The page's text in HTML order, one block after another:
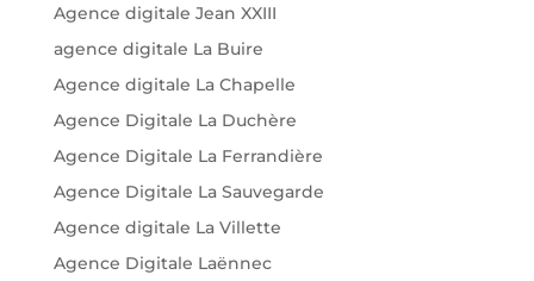
Agence digitale Jean XXIII
agence digitale La Buire
Agence digitale La Chapelle
Agence Digitale La Duchère
Agence Digitale La Ferrandière
Agence Digitale La Sauvegarde
Agence digitale La Villette
Agence Digitale Laënnec